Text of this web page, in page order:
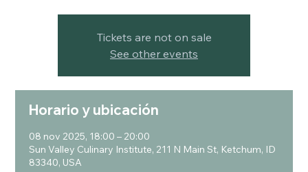
Tickets are not on sale
See other events
Horario y ubicación
08 nov 2025, 18:00 – 20:00
Sun Valley Culinary Institute, 211 N Main St, Ketchum, ID
83340, USA